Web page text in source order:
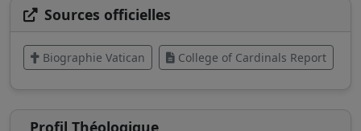
Sources officielles
Biographie Vatican College of Cardinals Report
Profil Théologique